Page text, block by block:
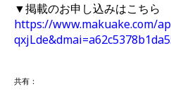
▼掲載のお申し込みはこちら
https://www.makuake.com/
共有：